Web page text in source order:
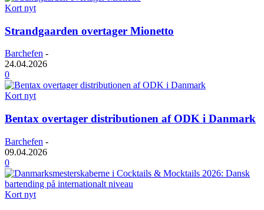
Kort nyt
Strandgaarden overtager Mionetto
Barchefen -
24.04.2026
0
Kort nyt
Bentax overtager distributionen af ODK i Danmark
Barchefen -
09.04.2026
0
Kort nyt